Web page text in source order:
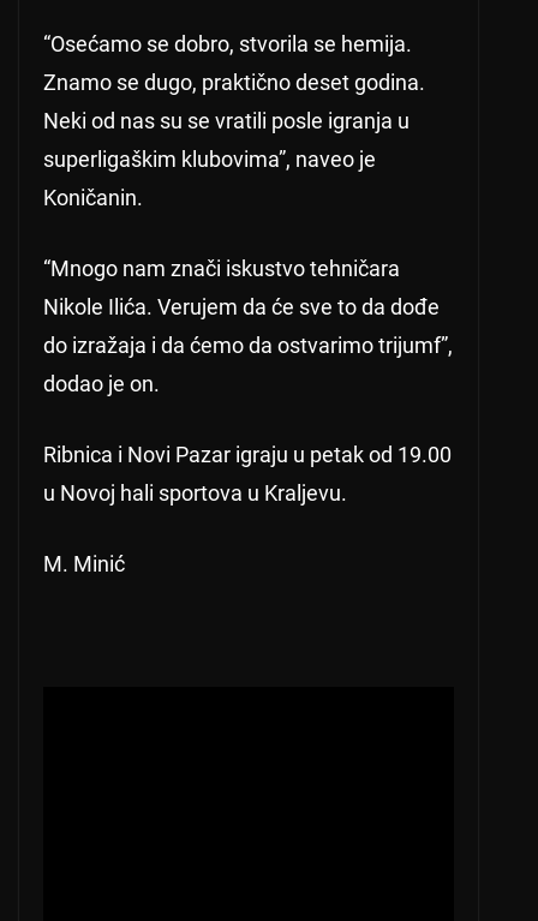
“Osećamo se dobro, stvorila se hemija.
Znamo se dugo, praktično deset godina.
Neki od nas su se vratili posle igranja u
superligaškim klubovima”, naveo je
Koničanin.
“Mnogo nam znači iskustvo tehničara
Nikole Ilića. Verujem da će sve to da dođe
do izražaja i da ćemo da ostvarimo trijumf”,
dodao je on.
Ribnica i Novi Pazar igraju u petak od 19.00
u Novoj hali sportova u Kraljevu.
M. Minić